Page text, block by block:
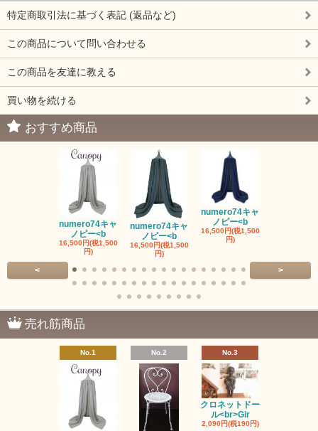
特定商取引法に基づく表記 (返品など)
この商品について問い合わせる
この商品を友達に教える
買い物を続ける
おすすめ商品
numero74キャ
ノピー<b
16,500円(税1,500
円)
numero74キャ
ノピー<b
16,500円(税1,500
円)
numero74キャ
ノピー<b
16,500円(税1,500
円)
< >
売れ筋商品
No.1 No.2 No.3
クロネットドー
ル<br>Gir
2,090円(税190円)